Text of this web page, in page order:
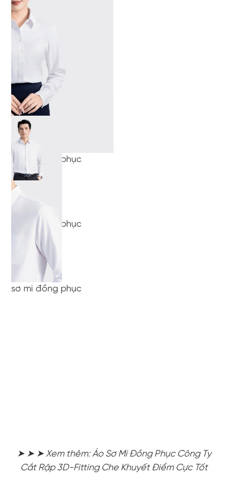
sơ mi đồng phục
sơ mi đồng phục
sơ mi đồng phục
sơ mi đồng phục
➤ ➤ ➤ Xem thêm: Áo Sơ Mi Đồng Phục Công Ty
Cắt Rập 3D-Fitting Che Khuyết Điểm Cực Tốt